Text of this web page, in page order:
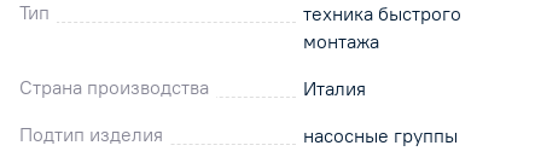
Тип
техника быстрого
монтажа
Страна производства
Италия
Подтип изделия
насосные группы